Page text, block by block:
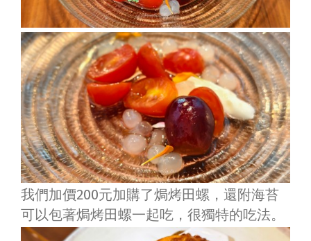
我們加價200元加購了焗烤田螺，還附海苔
可以包著焗烤田螺一起吃，很獨特的吃法。